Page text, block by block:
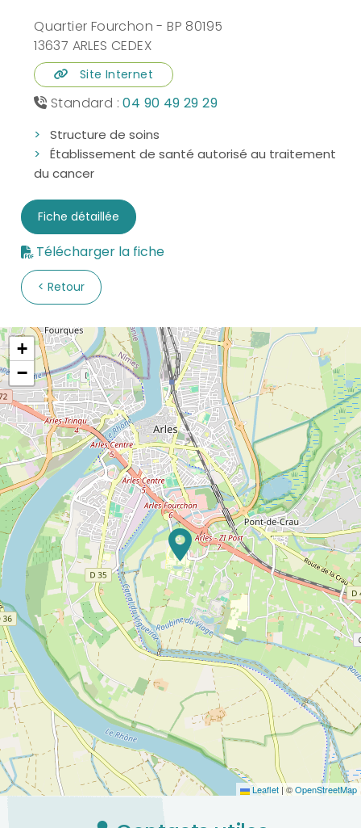
Quartier Fourchon - BP 80195
13637 ARLES CEDEX
Site Internet
Standard :04 90 49 29 29
Structure de soins
Établissement de santé autorisé au traitement
du cancer
Retour
Fiche détaillée
Télécharger la fiche
+
−
Leaflet |©OpenStreetMap